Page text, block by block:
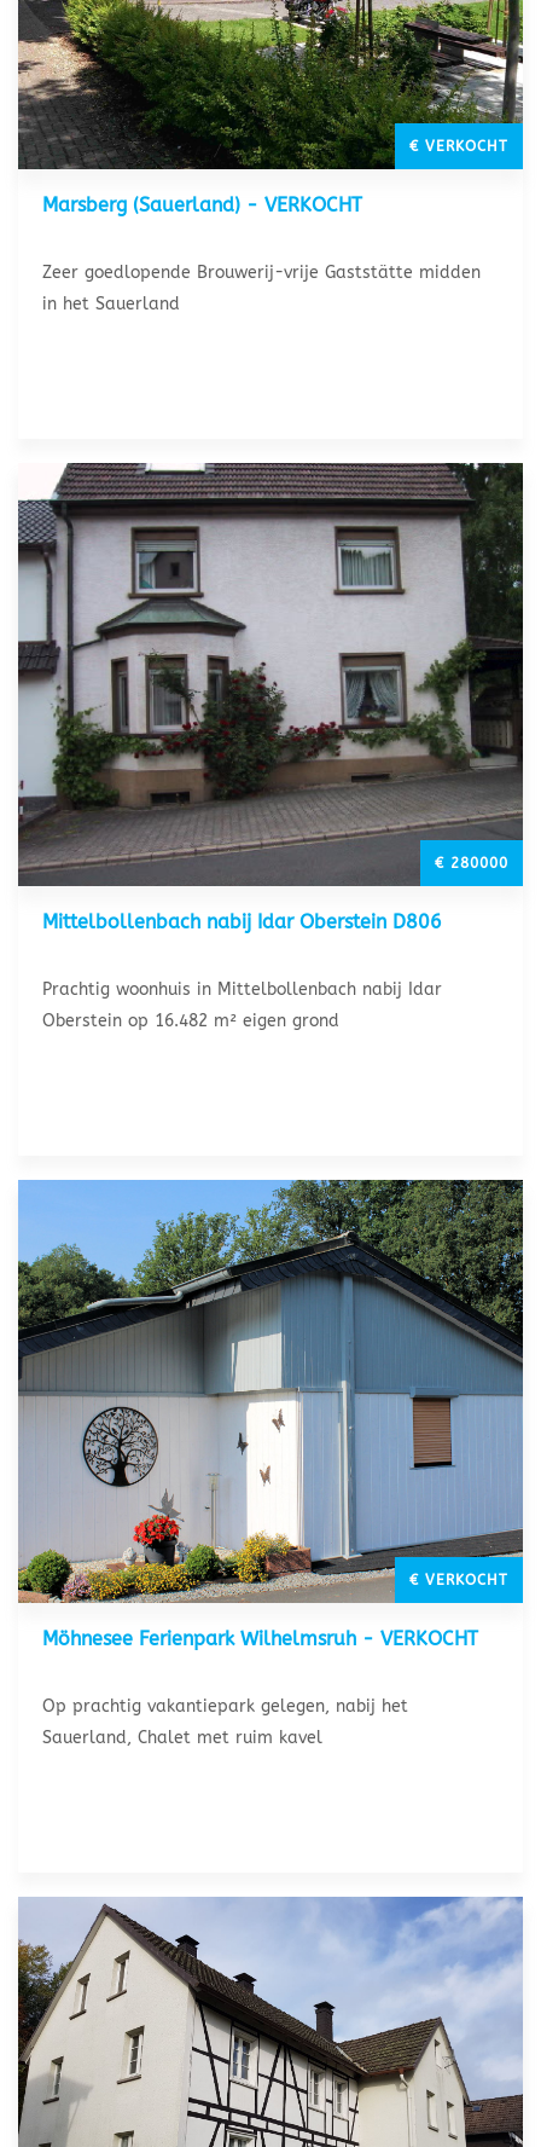
€ VERKOCHT
Marsberg (Sauerland) - VERKOCHT
Zeer goedlopende Brouwerij-vrije Gaststätte midden
in het Sauerland
€ 280000
Mittelbollenbach nabij Idar Oberstein D806
Prachtig woonhuis in Mittelbollenbach nabij Idar
Oberstein op 16.482 m² eigen grond
€ VERKOCHT
Möhnesee Ferienpark Wilhelmsruh - VERKOCHT
Op prachtig vakantiepark gelegen, nabij het
Sauerland, Chalet met ruim kavel